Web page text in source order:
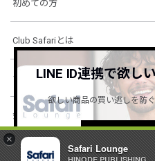
×
Safari Lounge
初めての方
Club Safariとは
ショッピングガイド
会社概要・規約
LINE ID連携で欲し
欲しい商品の買い逃しを防
詳しく